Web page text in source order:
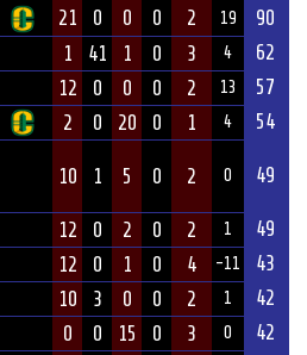
21 0 0 0 2 19 90
1 41 1 0 3 4 62
12 0 0 0 2 13 57
2 0 20 0 1 4 54
10 1 5 0 2 0 49
12 0 2 0 2 1 49
12 0 1 0 4 -11 43
10 3 0 0 2 1 42
0 0 15 0 3 0 42